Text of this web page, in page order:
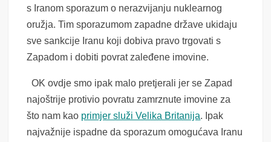
s Iranom sporazum o nerazvijanju nuklearnog
oružja. Tim sporazumom zapadne države ukidaju
sve sankcije Iranu koji dobiva pravo trgovati s
Zapadom i dobiti povrat zaleđene imovine.
OK ovdje smo ipak malo pretjerali jer se Zapad
najoštrije protivio povratu zamrznute imovine za
što nam kao primjer služi Velika Britanija. Ipak
najvažnije ispadne da sporazum omogućava Iranu